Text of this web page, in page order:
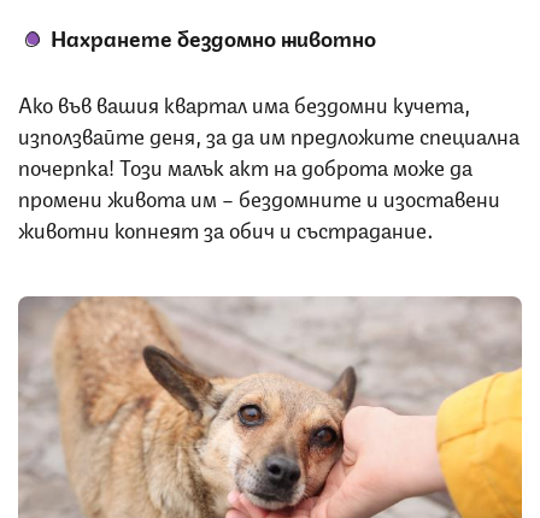
Нахранете бездомно животно
Ако във вашия квартал има бездомни кучета,
използвайте деня, за да им предложите специална
почерпка! Този малък акт на доброта може да
промени живота им – бездомните и изоставени
животни копнеят за обич и състрадание.